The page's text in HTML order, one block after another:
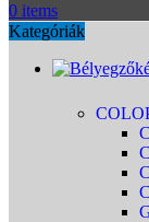
0 items
Kategóriák